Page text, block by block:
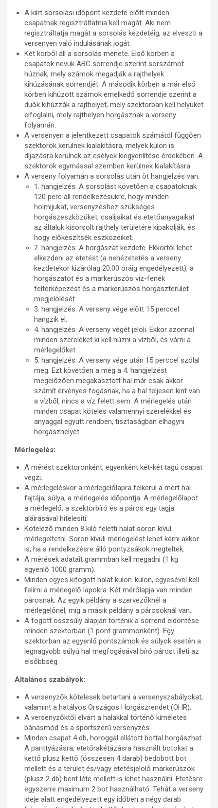
A kiírt sorsolási időpont kezdete előtt minden
csapatnak regisztráltatnia kell magát. Aki nem
regisztráltatja magát a sorsolás kezdetéig, az elveszti a
versenyen való indulásának jogát.
Két körből áll a sorsolás menete. Első körben a
csapatok nevük ABC sorrendje szerint sorszámot
húznak, mely számok megadják a rajthelyek
kihúzásának sorrendjét. A második körben a már első
körben kihúzott számok emelkedő sorrendje szerint a
duók kihúzzák a rajthelyet, mely szektorban kell helyüket
elfoglalni, mely rajthelyen horgásznak a verseny
folyamán.
A versenyen a jelentkezett csapatok számától függően
szektorok kerülnek kialakításra, melyek külön is
díjazásra kerülnek az esélyek kiegyenlítése érdekében. A
szektorok egymással szemben kerülnek kialakításra.
A verseny folyamán a sorsolás után öt hangjelzés van:
1. hangjelzés: A sorsolást követően a csapatoknak
120 perc áll rendelkezésükre, hogy minden
holmijukat, versenyzéshez szükséges
horgászeszközüket, csalijaikat és etetőanyagaikat
az általuk kisorsolt rajthely területére kipakolják, és
hogy előkészítsék eszközeiket.
2. hangjelzés: A horgászat kezdete. Ekkortól lehet
elkezdeni az etetést (a nehézetetés a verseny
kezdetekor kizárólag 20:00 óráig engedélyezett), a
horgászatot és a markerúszós víz-fenék
feltérképezést és a markerúszós horgászterület
megjelölését.
3. hangjelzés: A verseny vége előtt 15 perccel
hangzik el.
4. hangjelzés: A verseny végét jelöli. Ekkor azonnal
minden szereléket ki kell húzni a vízből, és várni a
mérlegelőket.
5. hangjelzés: A verseny vége után 15 perccel szólal
meg. Ezt követően a még a 4. hangjelzést
megelőzően megakasztott hal már csak akkor
számít érvényes fogásnak, ha a hal teljesen kint van
a vízből, nincs a víz felett sem. A mérlegelés után
minden csapat köteles valamennyi szerelékkel és
anyaggal együtt rendben, tisztaságban elhagyni
horgászhelyét.
Mérlegelés:
A mérést szektoronként, egyenként két-két tagú csapat
végzi.
A mérlegeléskor a mérlegelőlapra felkerül a mért hal
fajtája, súlya, a mérlegelés időpontja. A mérlegelőlapot
a mérlegelő, a szektorbíró és a páros egy tagja
aláírásával hitelesíti.
Kötelező minden 8 kiló feletti halat soron kívül
mérlegeltetni. Soron kívüli mérlegelést lehet kérni akkor
is, ha a rendelkezésre álló pontyzsákok megteltek.
A mérések adatait grammban kell megadni (1 kg
egyenlő 1000 gramm).
Minden egyes kifogott halat külön-külön, egyesével kell
felírni a mérlegelő lapokra. Két mérőlapja van minden
párosnak. Az egyik példány a szervezőknél a
mérlegelőnél, míg a másik példány a párosoknál van.
A fogott összsúly alapján történik a sorrend eldöntése
minden szektorban (1 pont grammonként). Egy
szektorban az egyenlő pontszámok és súlyok esetén a
legnagyobb súlyú hal megfogásával bíró párost illeti az
elsőbbség.
Általános szabályok:
A versenyzők kötelesek betartani a versenyszabályokat,
valamint a hatályos Országos Horgászrendet (OHR).
A versenyzőktől elvárt a halakkal történő kíméletes
bánásmód és a sportszerű versenyzés.
Minden csapat 4 db, horoggal ellátott bottal horgászhat.
A parittyázásra, etetőrakétázásra használt botokat a
kettő plusz kettő (összesen 4 darab) bedobott bot
mellett és a terület és/vagy etetésjelölő markerúszók
(plusz 2 db) bent léte mellett is lehet használni. Etetésre
egyszerre maximum 2 bot használható. Tehát a verseny
ideje alatt engedélyezett egy időben a négy darab